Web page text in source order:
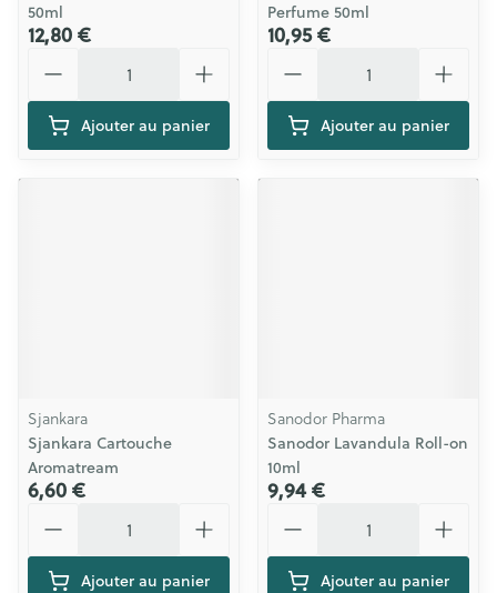
50ml
12,80 €
Ajouter au panier
Perfume 50ml
10,95 €
Ajouter au panier
Sjankara
Sjankara Cartouche
Aromatream
6,60 €
Ajouter au panier
Sanodor Pharma
Sanodor Lavandula Roll-on
10ml
9,94 €
Ajouter au panier